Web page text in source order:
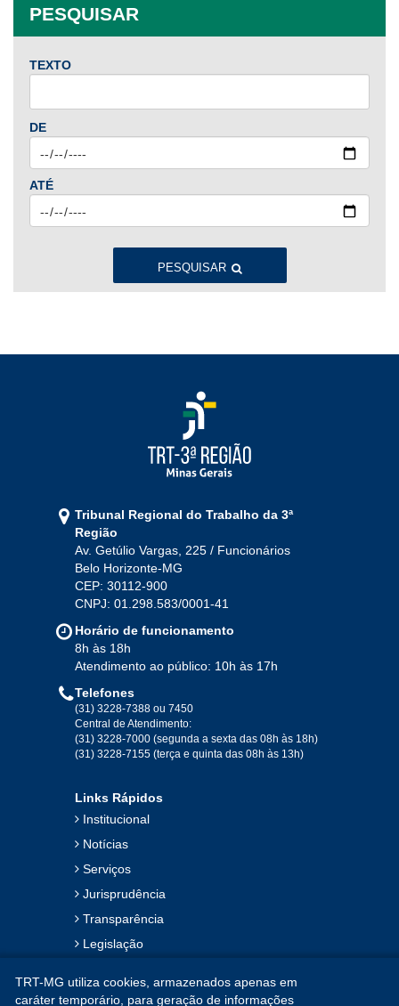
Ago
Set Out
2024
Jan Fev Mar Abr Mai Jun
Jul
Ago
Set Out Nov Dez
Nov Dez
Nov
2021
Ago
Set Out Nov Dez
Set
2019
Fev Mar Abr Mai Jun
Jul
Fev
Set Out
Jan Fev Mar Abr Mai Jun
PESQUISAR
TEXTO
DE
ATÉ
PESQUISAR
Tribunal Regional do Trabalho da 3ª
Região
Av. Getúlio Vargas, 225 / Funcionários
Belo Horizonte-MG
CEP: 30112-900
CNPJ: 01.298.583/0001-41
Horário de funcionamento
8h às 18h
Atendimento ao público: 10h às 17h
Telefones
(31) 3228-7388 ou 7450
Central de Atendimento:
(31) 3228-7000 (segunda a sexta das 08h às 18h)
(31) 3228-7155 (terça e quinta das 08h às 13h)
Links Rápidos
Institucional
Notícias
Serviços
Jurisprudência
Transparência
Legislação
Contato
TRT-MG utiliza cookies, armazenados apenas em
caráter temporário, para geração de informações